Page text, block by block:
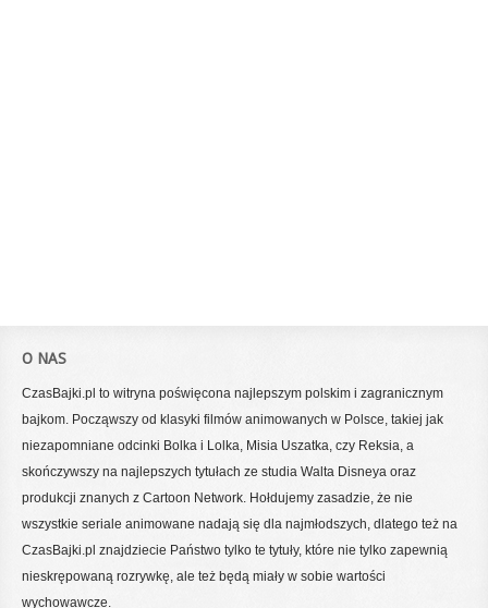
O NAS
CzasBajki.pl to witryna poświęcona najlepszym polskim i zagranicznym
bajkom. Począwszy od klasyki filmów animowanych w Polsce, takiej jak
niezapomniane odcinki Bolka i Lolka, Misia Uszatka, czy Reksia, a
skończywszy na najlepszych tytułach ze studia Walta Disneya oraz
produkcji znanych z Cartoon Network. Hołdujemy zasadzie, że nie
wszystkie seriale animowane nadają się dla najmłodszych, dlatego też na
CzasBajki.pl znajdziecie Państwo tylko te tytuły, które nie tylko zapewnią
nieskrępowaną rozrywkę, ale też będą miały w sobie wartości
wychowawcze.